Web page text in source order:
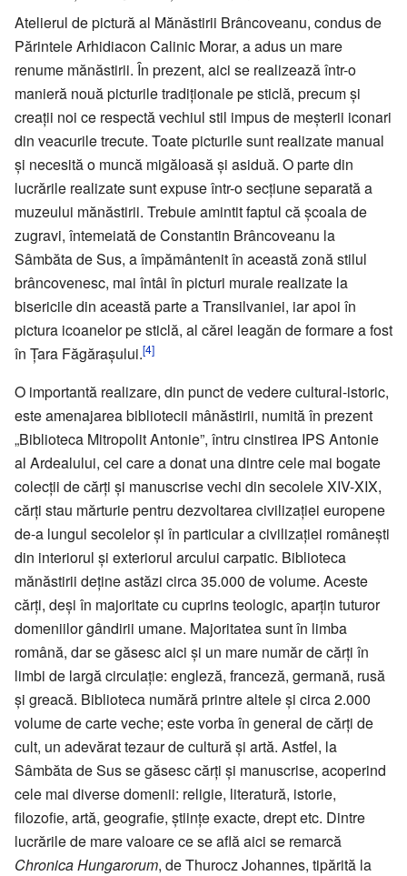
Atelierul de pictură al Mănăstirii Brâncoveanu, condus de
Părintele Arhidiacon Calinic Morar, a adus un mare
renume mănăstirii. În prezent, aici se realizează într-o
manieră nouă picturile tradiționale pe sticlă, precum și
creații noi ce respectă vechiul stil impus de meșterii iconari
din veacurile trecute. Toate picturile sunt realizate manual
și necesită o muncă migăloasă și asiduă. O parte din
lucrările realizate sunt expuse într-o secțiune separată a
muzeului mănăstirii. Trebuie amintit faptul că școala de
zugravi, întemeiată de Constantin Brâncoveanu la
Sâmbăta de Sus, a împământenit în această zonă stilul
brâncovenesc, mai întâi în picturi murale realizate la
bisericile din această parte a Transilvaniei, iar apoi în
pictura icoanelor pe sticlă, al cărei leagăn de formare a fost
în Țara Făgărașului.[4]
O importantă realizare, din punct de vedere cultural-istoric,
este amenajarea bibliotecii mânăstirii, numită în prezent
„Biblioteca Mitropolit Antonie”, întru cinstirea IPS Antonie
al Ardealului, cel care a donat una dintre cele mai bogate
colecții de cărți și manuscrise vechi din secolele XIV-XIX,
cărți stau mărturie pentru dezvoltarea civilizației europene
de-a lungul secolelor și în particular a civilizației românești
din interiorul și exteriorul arcului carpatic. Biblioteca
mănăstirii deține astăzi circa 35.000 de volume. Aceste
cărți, deși în majoritate cu cuprins teologic, aparțin tuturor
domeniilor gândirii umane. Majoritatea sunt în limba
română, dar se găsesc aici și un mare număr de cărți în
limbi de largă circulație: engleză, franceză, germană, rusă
și greacă. Biblioteca numără printre altele și circa 2.000
volume de carte veche; este vorba în general de cărți de
cult, un adevărat tezaur de cultură și artă. Astfel, la
Sâmbăta de Sus se găsesc cărți și manuscrise, acoperind
cele mai diverse domenii: religie, literatură, istorie,
filozofie, artă, geografie, științe exacte, drept etc. Dintre
lucrările de mare valoare ce se află aici se remarcă
Chronica Hungarorum, de Thurocz Johannes, tipărită la